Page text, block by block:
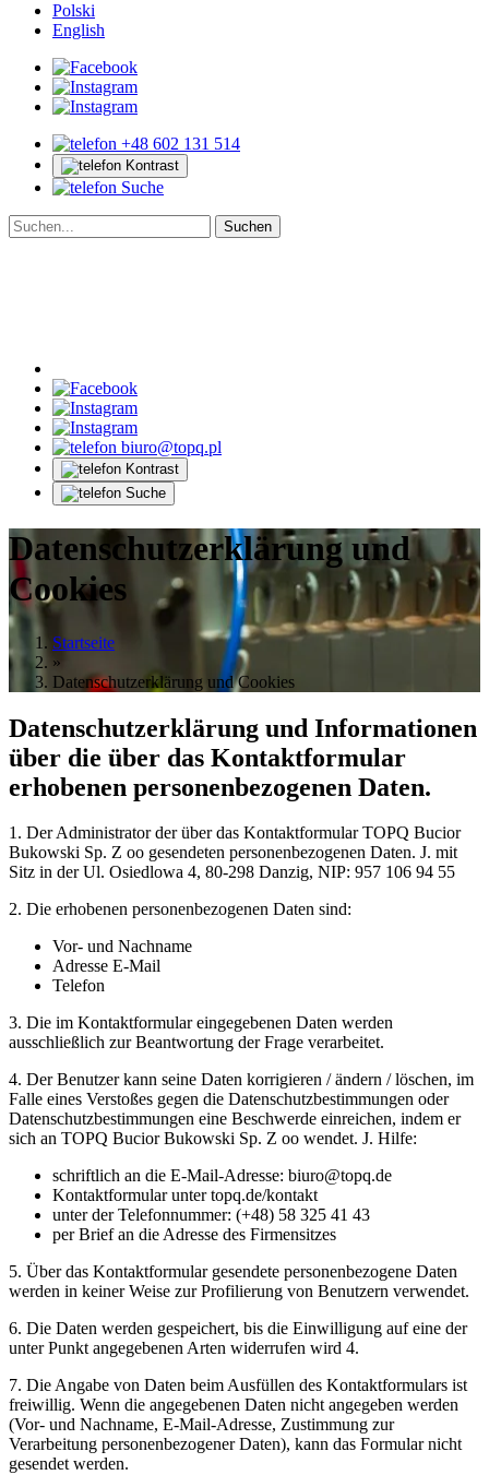
Polski
English
+48 602 131 514
Kontrast
Suche
biuro@topq.pl
Kontrast
Suche
Datenschutzerklärung und
Cookies
Startseite
»
Datenschutzerklärung und Cookies
Datenschutzerklärung und Informationen
über die über das Kontaktformular
erhobenen personenbezogenen Daten.
1. Der Administrator der über das Kontaktformular TOPQ Bucior
Bukowski Sp. Z oo gesendeten personenbezogenen Daten. J. mit
Sitz in der Ul. Osiedlowa 4, 80-298 Danzig, NIP: 957 106 94 55
2. Die erhobenen personenbezogenen Daten sind:
Vor- und Nachname
Adresse E-Mail
Telefon
3. Die im Kontaktformular eingegebenen Daten werden
ausschließlich zur Beantwortung der Frage verarbeitet.
4. Der Benutzer kann seine Daten korrigieren / ändern / löschen, im
Falle eines Verstoßes gegen die Datenschutzbestimmungen oder
Datenschutzbestimmungen eine Beschwerde einreichen, indem er
sich an TOPQ Bucior Bukowski Sp. Z oo wendet. J. Hilfe:
schriftlich an die E-Mail-Adresse: biuro@topq.de
Kontaktformular unter topq.de/kontakt
unter der Telefonnummer: (+48) 58 325 41 43
per Brief an die Adresse des Firmensitzes
5. Über das Kontaktformular gesendete personenbezogene Daten
werden in keiner Weise zur Profilierung von Benutzern verwendet.
6. Die Daten werden gespeichert, bis die Einwilligung auf eine der
unter Punkt angegebenen Arten widerrufen wird 4.
7. Die Angabe von Daten beim Ausfüllen des Kontaktformulars ist
freiwillig. Wenn die angegebenen Daten nicht angegeben werden
(Vor- und Nachname, E-Mail-Adresse, Zustimmung zur
Verarbeitung personenbezogener Daten), kann das Formular nicht
gesendet werden.